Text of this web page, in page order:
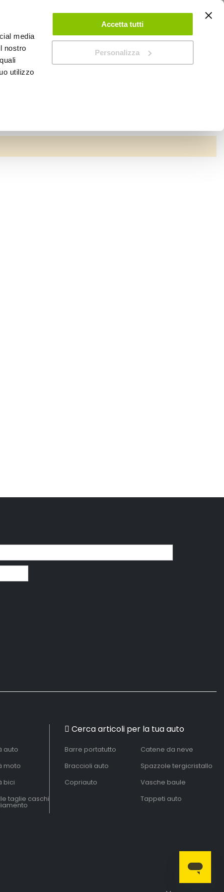
media
nostro
utilizzo
Accetta tutti
Personalizza
ACCEDI CREA UN ACCOUNT CONTATTACI
auto
moto
bici
taglie caschi
Cerca articoli per la tua auto
Barre portatutto
Braccioli auto
Copriauto
Catene da neve
Spazzole tergicristallo
Vasche baule
Tappeti auto